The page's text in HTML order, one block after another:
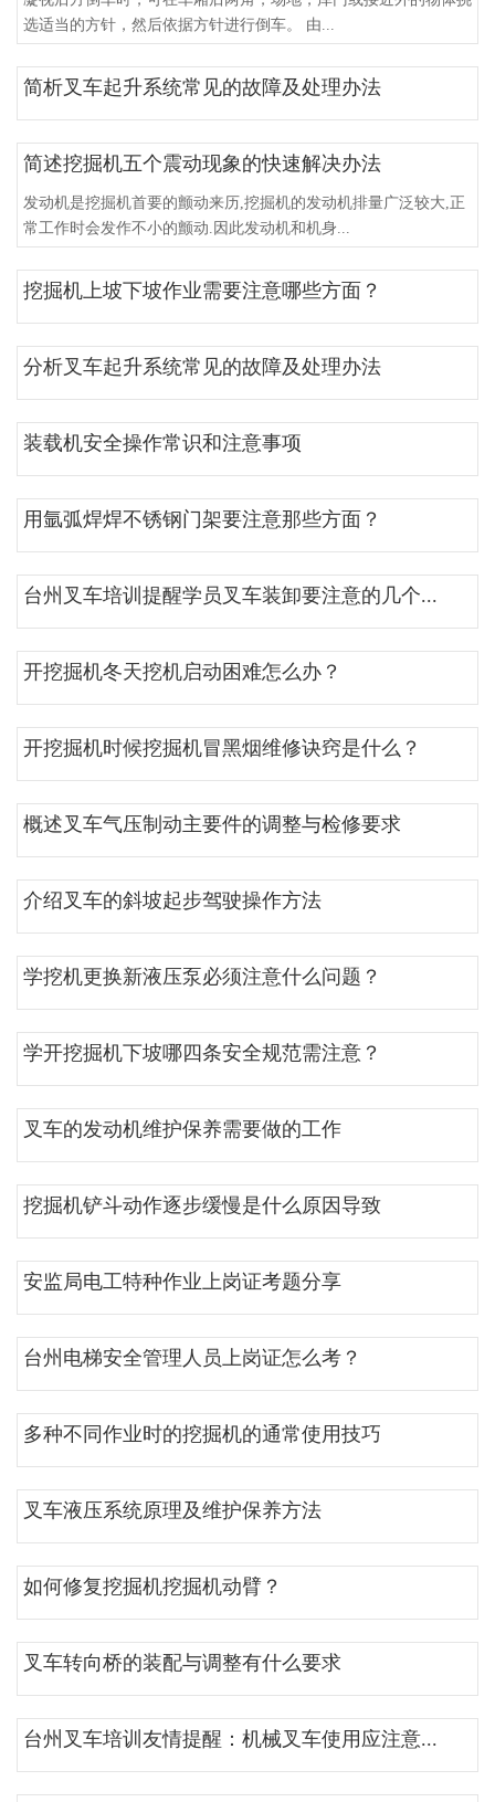
选适当的方针，然后依据方针进行倒车。 由...
简析叉车起升系统常见的故障及处理办法
简述挖掘机五个震动现象的快速解决办法
发动机是挖掘机首要的颤动来历,挖掘机的发动机排量广泛较大,正
常工作时会发作不小的颤动.因此发动机和机身...
挖掘机上坡下坡作业需要注意哪些方面？
分析叉车起升系统常见的故障及处理办法
装载机安全操作常识和注意事项
用氩弧焊焊不锈钢门架要注意那些方面？
台州叉车培训提醒学员叉车装卸要注意的几个...
开挖掘机冬天挖机启动困难怎么办？
开挖掘机时候挖掘机冒黑烟维修诀窍是什么？
概述叉车气压制动主要件的调整与检修要求
介绍叉车的斜坡起步驾驶操作方法
学挖机更换新液压泵必须注意什么问题？
学开挖掘机下坡哪四条安全规范需注意？
叉车的发动机维护保养需要做的工作
挖掘机铲斗动作逐步缓慢是什么原因导致
安监局电工特种作业上岗证考题分享
台州电梯安全管理人员上岗证怎么考？
多种不同作业时的挖掘机的通常使用技巧
叉车液压系统原理及维护保养方法
如何修复挖掘机挖掘机动臂？
叉车转向桥的装配与调整有什么要求
台州叉车培训友情提醒：机械叉车使用应注意...